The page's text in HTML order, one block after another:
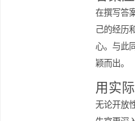
助发
度上
答
在撰
己的
心。